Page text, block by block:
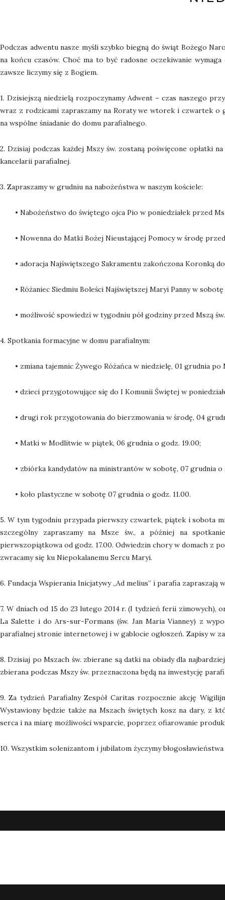
Podczas adwentu nasze myśli szybko biegną do świąt Bożego
na końcu czasów. Choć ma to być radosne oczekiwanie
zawsze liczymy się z Bogiem.
1. Dzisiejszą niedzielą rozpoczynamy Adwent – czas naszego
wraz z rodzicami zapraszamy na Roraty we wtorek i czwartek
na wspólne śniadanie do domu parafialnego.
2. Dzisiaj podczas każdej Mszy św. zostaną poświęcone opłatki
kancelarii parafialnej.
3. Zapraszamy w grudniu na nabożeństwa w naszym kościele:
• Nabożeństwo do świętego ojca Pio w poniedziałek przed
• Nowenna do Matki Bożej Nieustającej Pomocy w środę
• adoracja Najświętszego Sakramentu zakończona Koronką
• Różaniec Siedmiu Boleści Najświętszej Maryi Panny w
• możliwość spowiedzi w tygodniu pół godziny przed Mszą św.
4. Spotkania formacyjne w domu parafialnym:
• zmiana tajemnic Żywego Różańca w niedzielę, 01 grudnia po
• dzieci przygotowujące się do I Komunii Świętej w
• drugi rok przygotowania do bierzmowania w środę, 04
• Matki w Modlitwie w piątek, 06 grudnia o godz. 19.00;
• zbiórka kandydatów na ministrantów w sobotę, 07 grudnia o
• koło plastyczne w sobotę 07 grudnia o godz. 11.00.
5. W tym tygodniu przypada pierwszy czwartek, piątek i sobota
szczególny zapraszamy na Msze św., a później na
pierwszopiątkowa od godz. 17.00. Odwiedzin chory w domach z
zwracamy się ku Niepokalanemu Sercu Maryi.
6. Fundacja Wspierania Inicjatywy „Ad melius” i parafia
7. W dniach od 15 do 23 lutego 2014 r. (I tydzień ferii zimowych),
La Salette i do Ars-sur-Formans (św. Jan Maria Vianney) z
parafialnej stronie internetowej i w gablocie ogłoszeń. Zapisy w
8. Dzisiaj po Mszach św. zbierane są datki na obiady dla
zbierana podczas Mszy św. przeznaczona będą na inwestycję
9. Za tydzień Parafialny Zespół Caritas rozpocznie akcję
Wystawiony będzie także na Mszach świętych kosz na dary, z
serca i na miarę możliwości wsparcie, poprzez ofiarowanie
10. Wszystkim solenizantom i jubilatom życzymy